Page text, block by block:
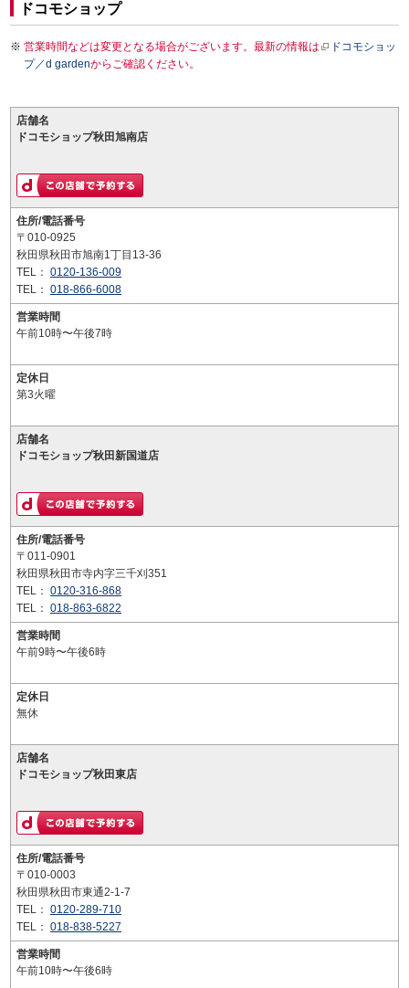
ドコモショップ
営業時間などは変更となる場合がございます。最新の情報は
ドコモショッ
プ／d gardenからご確認ください。
店舗名
ドコモショップ秋田旭南店
住所/電話番号
〒010-0925
秋田県秋田市旭南1丁目13-36
TEL： 0120-136-009
TEL： 018-866-6008
営業時間
午前10時〜午後7時
定休日
第3火曜
店舗名
ドコモショップ秋田新国道店
住所/電話番号
〒011-0901
秋田県秋田市寺内字三千刈351
TEL： 0120-316-868
TEL： 018-863-6822
営業時間
午前9時〜午後6時
定休日
無休
店舗名
ドコモショップ秋田東店
住所/電話番号
〒010-0003
秋田県秋田市東通2-1-7
TEL： 0120-289-710
TEL： 018-838-5227
営業時間
午前10時〜午後6時